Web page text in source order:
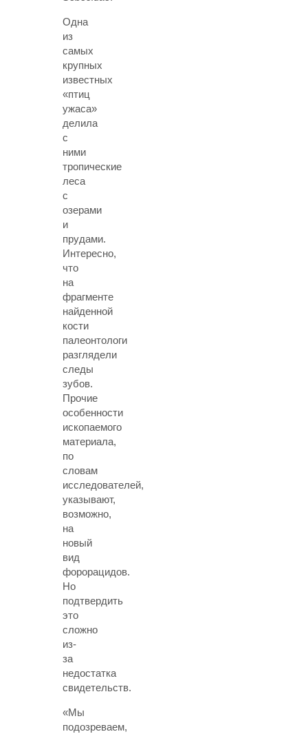
Одна
из
самых
крупных
известных
«птиц
ужаса»
делила
с
ними
тропические
леса
с
озерами
и
прудами.
Интересно,
что
на
фрагменте
найденной
кости
палеонтологи
разглядели
следы
зубов.
Прочие
особенности
ископаемого
материала,
по
словам
исследователей,
указывают,
возможно,
на
новый
вид
форорацидов.
Но
подтвердить
это
сложно
из-
за
недостатка
свидетельств.
«Мы
подозреваем,